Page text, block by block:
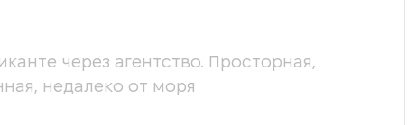
через агентство. Просторная,
недалеко от моря